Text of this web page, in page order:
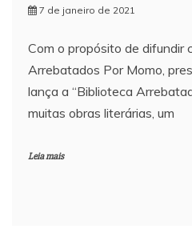
7 de janeiro de 2021
Com o propósito de difundir
Arrebatados Por Momo,
lança a “Biblioteca
muitas obras literárias, um
Leia mais